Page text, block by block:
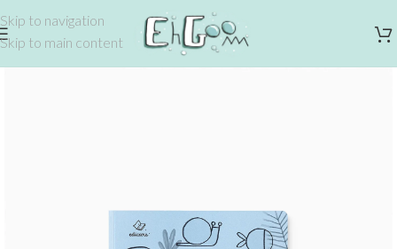
Skip to navigation
Skip to main content